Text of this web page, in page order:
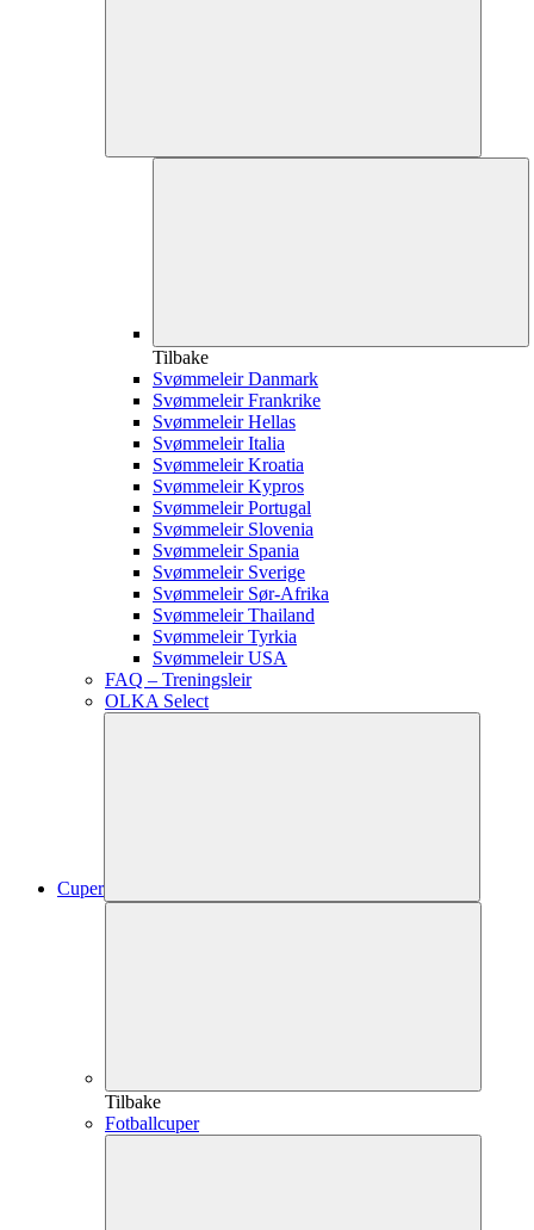
Tilbake
Svømmeleir Danmark
Svømmeleir Frankrike
Svømmeleir Hellas
Svømmeleir Italia
Svømmeleir Kroatia
Svømmeleir Kypros
Svømmeleir Portugal
Svømmeleir Slovenia
Svømmeleir Spania
Svømmeleir Sverige
Svømmeleir Sør-Afrika
Svømmeleir Thailand
Svømmeleir Tyrkia
Svømmeleir USA
FAQ – Treningsleir
OLKA Select
Cuper
Tilbake
Fotballcuper